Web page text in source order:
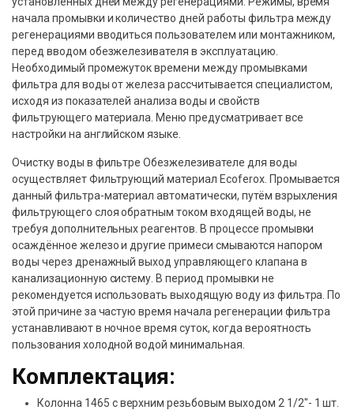
начала промывки и количество дней работы фильтра между
регенерациями вводиться пользователем или монтажником,
перед вводом обезжелезивателя в эксплуатацию.
Необходимый промежуток времени между промывками
фильтра для воды от железа рассчитывается специалистом,
исходя из показателей анализа воды и свойств
фильтрующего материала. Меню предусматривает все
настройки на английском языке.
Очистку воды в фильтре Обезжелезивателе для воды
осуществляет Фильтрующий материал Ecoferox. Промывается
данный фильтра-материал автоматически, путём взрыхления
фильтрующего слоя обратным током входящей воды, не
требуя дополнительных реагентов. В процессе промывки
осаждённое железо и другие примеси смываются напором
воды через дренажный выход управляющего клапана в
канализационную систему. В период промывки не
рекомендуется использовать выходящую воду из фильтра. По
этой причине за частую время начала регенерации фильтра
устанавливают в ночное время суток, когда вероятность
пользования холодной водой минимальная.
Комплектация:
Колонна 1465 с верхним резьбовым выходом 2 1/2″- 1 шт.